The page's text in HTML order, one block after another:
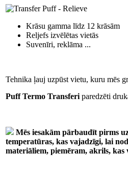
Krāsu gamma līdz 12 krāsām
Reljefs izvēlētas vietās
Suvenīri, reklāma ...
Tehnika ļauj uzpūst vietu, kuru mēs
Puff Termo Transferi paredzēti
Mēs iesakām pārbaudīt pirms
temperatūras, kas vajadzīgi, lai
materiāliem, piemēram, akrils, kas